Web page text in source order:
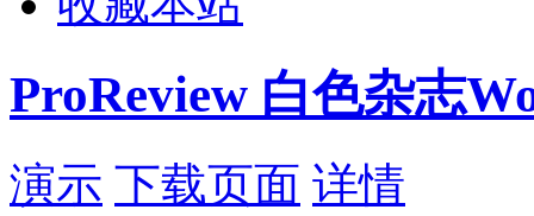
ProReview 白色杂志
演示 下载页面 详情